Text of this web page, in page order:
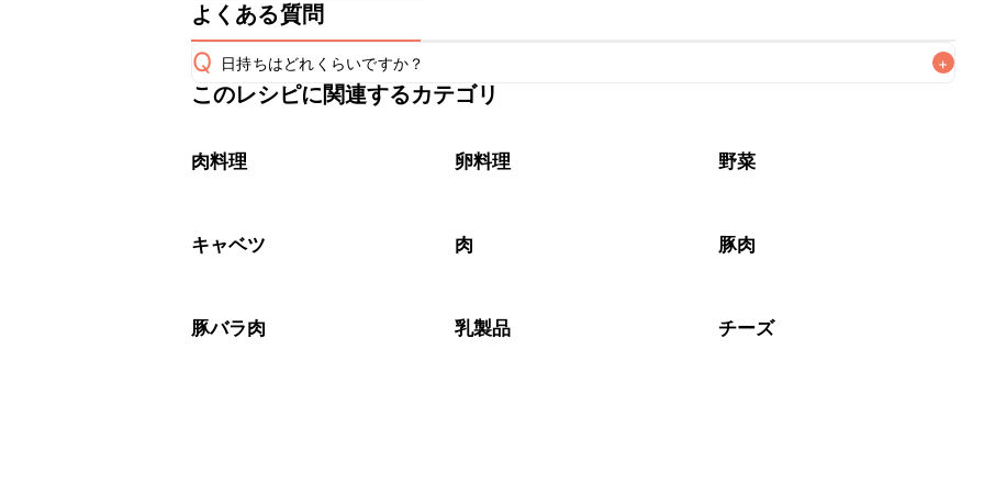
よくある質問
Q 日持ちはどれくらいですか？ +
保存期間は冷蔵で翌日中が目安です。なるべくお早めにお召し上がりください。
※日持ちは目安です。
このレシピに関連するカテゴリ
肉料理 卵料理 野菜
キャベツ 肉 豚肉
豚バラ肉 乳製品 チーズ